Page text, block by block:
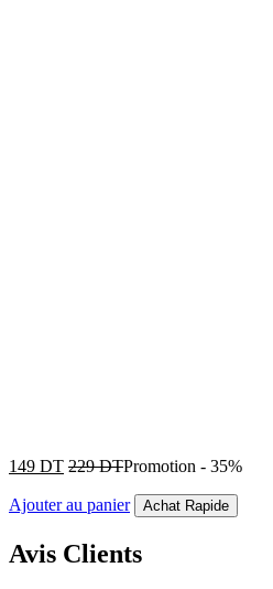
149 DT 229DTPromotion - 35%
Ajouter au panier Achat Rapide
Avis Clients